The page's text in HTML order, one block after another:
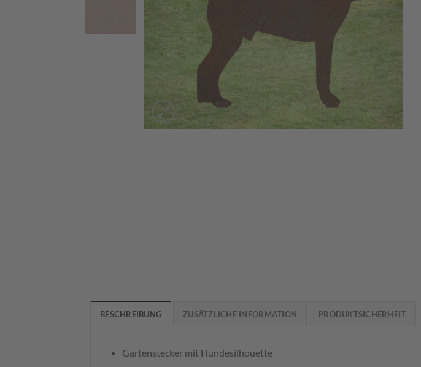
BESCHREIBUNG ZUSÄTZLICHE INFORMATION PRODUKTSICHERHEIT
Gartenstecker mit Hundesilhouette